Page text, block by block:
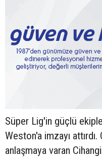
Süper Lig'in güçlü
Weston'a imzayı
anlaşmaya varan